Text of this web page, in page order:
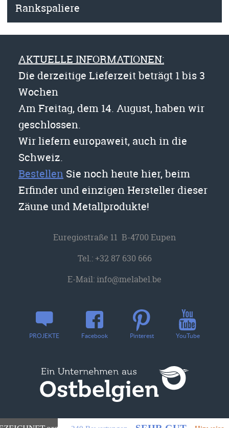
Rankspaliere
AKTUELLE INFORMATIONEN:
Die derzeitige Lieferzeit beträgt 1 bis 3
Wochen
Am Freitag, dem 14. August, haben wir
geschlossen.
Wir liefern europaweit, auch in die
Schweiz.
Bestellen Sie noch heute hier, beim
Erfinder und einzigen Hersteller dieser
Zäune und Metallprodukte!
Euregiostraße 11 B-4700 Eupen
Tel.:+32 87 630 666
E-Mail:info@melabel.be
PROJEKTE Facebook Pinterest YouTube